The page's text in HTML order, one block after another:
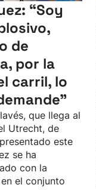
“Soy
de
por la
carril, lo
que llega al
Utrecht, de
este
se ha
con la
el conjunto